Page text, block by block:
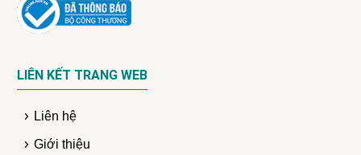
LIÊN KẾT TRANG WEB
Liên hệ
Giới thiệu